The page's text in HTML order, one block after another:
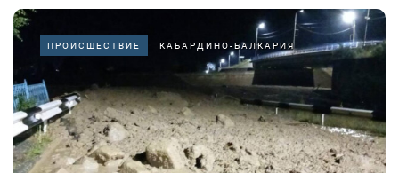
ПРОИСШЕСТВИЕ КАБАРДИНО-БАЛКАРИЯ